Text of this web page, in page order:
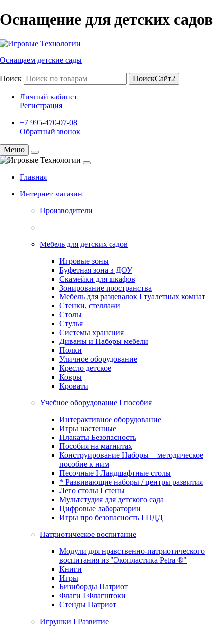
Оснащение для детских садов
Оснащаем детские сады
Поиск ПоискСайт2
Личный кабинет
Регистрация
+7 995-470-07-08
Обратный звонок
Меню
Главная
Интернет-магазин
Производители
Мебель для детских садов
Игровые зоны
Буфетная зона в ДОУ
Скамейки для шкафов
Зонирование пространства
Мебель для раздевалок I туалетных комнат
Стенки, стеллажи
Столы
Стулья
Системы хранения
Диваны и Наборы мебели
Полки
Уличное оборудование
Кресло детское
Ковры
Кровати
Учебное оборудование I пособия
Интерактивное оборудование
Игры настенные
Плакаты Безопасность
Пособия на магнитах
Конструирование Наборы + методическое
пособие к ним
Песочные I Ландшафтные столы
* Развивающие наборы / центры развития
Лего столы I стены
Мультстудия для детского сада
Цифровые лаборатории
Игры про безопасность I ПДД
Патриотическое воспитание
Модули для нравственно-патриотического
воспитания из "Экопластика Petra ®"
Книги
Игры
Бизиборды Патриот
Флаги I Флагштоки
Стенды Патриот
Игрушки I Развитие